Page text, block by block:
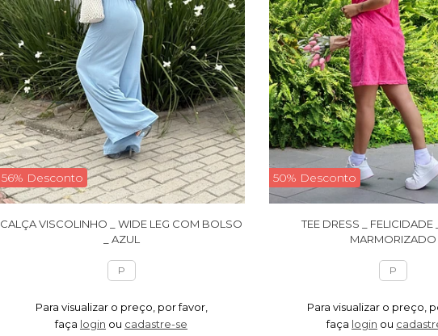
56% Desconto
CALÇA VISCOLINHO _ WIDE LEG COM BOLSO
_ AZUL
P
Para visualizar o preço, por favor,
faça login ou cadastre-se
50% Desconto
TEE DRESS _ FELICIDADE
MARMORIZADO
P
Para visualizar o preço,
faça login ou